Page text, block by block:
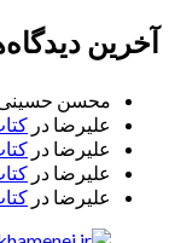
آخرین
محسن
علیرضا در
علیرضا در
علیرضا در
علیرضا در